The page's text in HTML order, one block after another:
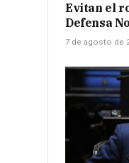
Evitan el
Defensa
7 de agosto de